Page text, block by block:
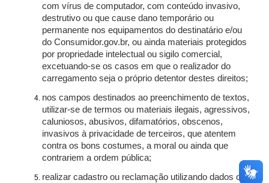
com vírus de computador, com conteúdo invasivo,
destrutivo ou que cause dano temporário ou
permanente nos equipamentos do destinatário e/ou
do Consumidor.gov.br, ou ainda materiais protegidos
por propriedade intelectual ou sigilo comercial,
excetuando-se os casos em que o realizador do
carregamento seja o próprio detentor destes direitos;
nos campos destinados ao preenchimento de textos,
utilizar-se de termos ou materiais ilegais, agressivos,
caluniosos, abusivos, difamatórios, obscenos,
invasivos à privacidade de terceiros, que atentem
contra os bons costumes, a moral ou ainda que
contrariem a ordem pública;
realizar cadastro ou reclamação utilizando dados ou